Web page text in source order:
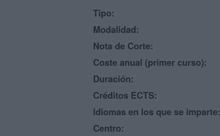
Tipo:
Modalidad:
Nota de Corte:
Coste anual (primer curso):
Duración:
Créditos ECTS:
Idiomas en los que se imparte:
Centro: